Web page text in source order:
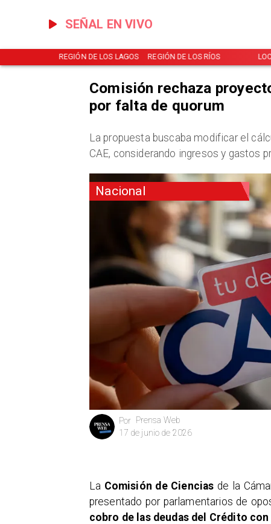
SEÑAL EN VIVO
REGIÓN DE LOS LAGOS REGIÓN DE LOS RÍOS
Nacional
Prensa Web
Por
17 de junio de 2026
Comisión rechaza
por falta de quorum
La propuesta buscaba modificar el
CAE, considerando ingresos y gastos
La Comisión de Ciencias de la
presentado por parlamentarios de
cobro de las deudas del Crédito con